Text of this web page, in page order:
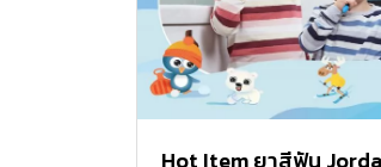
Hot Item ยาสีฟัน